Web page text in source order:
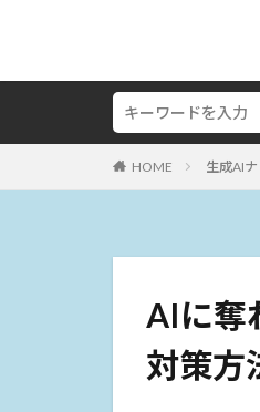
HOME 生成AI
AIに奪
対策方